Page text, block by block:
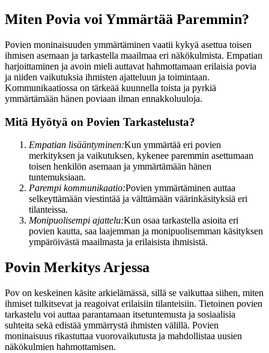
Miten Povia voi Ymmärtää Paremmin?
Povien moninaisuuden ymmärtäminen vaatii kykyä asettua toisen
ihmisen asemaan ja tarkastella maailmaa eri näkökulmista. Empatian
harjoittaminen ja avoin mieli auttavat hahmottamaan erilaisia povia
ja niiden vaikutuksia ihmisten ajatteluun ja toimintaan.
Kommunikaatiossa on tärkeää kuunnella toista ja pyrkiä
ymmärtämään hänen poviaan ilman ennakkoluuloja.
Mitä Hyötyä on Povien Tarkastelusta?
Empatian lisääntyminen:Kun ymmärtää eri povien
merkityksen ja vaikutuksen, kykenee paremmin asettumaan
toisen henkilön asemaan ja ymmärtämään hänen
tuntemuksiaan.
Parempi kommunikaatio:Povien ymmärtäminen auttaa
selkeyttämään viestintää ja välttämään väärinkäsityksiä eri
tilanteissa.
Monipuolisempi ajattelu:Kun osaa tarkastella asioita eri
povien kautta, saa laajemman ja monipuolisemman käsityksen
ympäröivästä maailmasta ja erilaisista ihmisistä.
Povin Merkitys Arjessa
Pov on keskeinen käsite arkielämässä, sillä se vaikuttaa siihen, miten
ihmiset tulkitsevat ja reagoivat erilaisiin tilanteisiin. Tietoinen povien
tarkastelu voi auttaa parantamaan itsetuntemusta ja sosiaalisia
suhteita sekä edistää ymmärrystä ihmisten välillä. Povien
moninaisuus rikastuttaa vuorovaikutusta ja mahdollistaa uusien
näkökulmien hahmottamisen.